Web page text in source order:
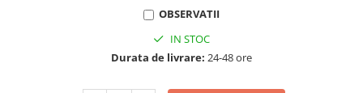
OBSERVATII
IN STOC
Durata de livrare: 24-48 ore